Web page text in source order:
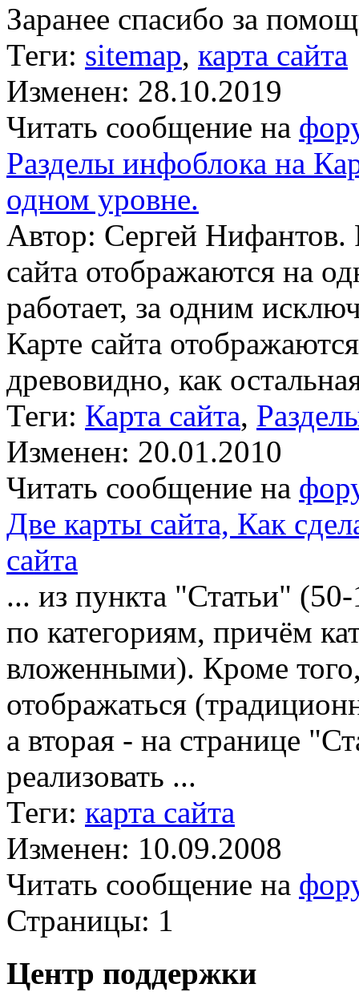
Заранее спасибо за
Теги: sitemap, карта сайта
Изменен: 28.10.2019
Читать сообщение на
Разделы инфоблока на
одном уровне.
Автор: Сергей Нифантов.
сайта отображаются на
работает, за одним
Карте сайта
древовидно, как
Теги: Карта сайта,
Изменен: 20.01.2010
Читать сообщение на
Две карты сайта, Как
сайта
... из пункта "Статьи"
по категориям, причём
вложенными). Кроме
отображаться
а вторая - на странице
реализовать ...
Теги: карта сайта
Изменен: 10.09.2008
Читать сообщение на
Страницы: 1
Центр поддержки